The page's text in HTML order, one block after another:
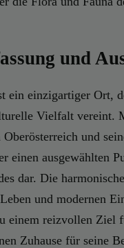
und
ein einzigartiger Ort,
Vielfalt vereint.
und
einen ausgewählten
dar. Die
und modernen
einem reizvollen Ziel
Zuhause für seine